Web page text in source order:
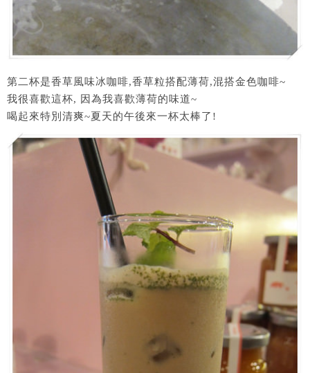
第二杯是香草風味冰咖啡,香草粒搭配薄荷,混搭金色咖啡~
我很喜歡這杯, 因為我喜歡薄荷的味道~
喝起來特別清爽~夏天的午後來一杯太棒了!